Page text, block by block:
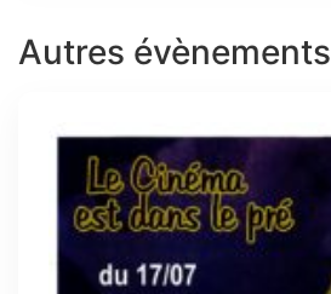
Autres évènements